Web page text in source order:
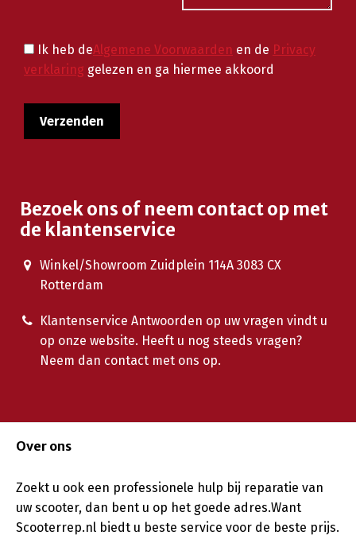
Ik heb deAlgemene Voorwaarden en de Privacy
verklaring gelezen en ga hiermee akkoord
Bezoek ons of neem contact op met
de klantenservice
Winkel/Showroom Zuidplein 114A 3083 CX
Rotterdam
Klantenservice Antwoorden op uw vragen vindt u
op onze website. Heeft u nog steeds vragen?
Neem dan contact met ons op.
Over ons
Zoekt u ook een professionele hulp bij reparatie van
uw scooter, dan bent u op het goede adres.Want
Scooterrep.nl biedt u beste service voor de beste prijs.